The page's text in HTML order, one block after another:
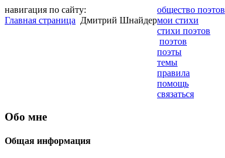
навигация по сайту:
Главная страница Дмитрий Шнайдер
общество поэтов
мои стихи
стихи поэтов
поэтов
поэты
темы
правила
помощь
связаться
Обо мне
Общая информация